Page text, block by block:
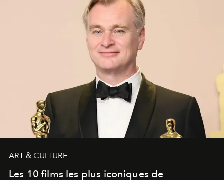
ART & CULTURE
Les 10 films les plus iconiques de